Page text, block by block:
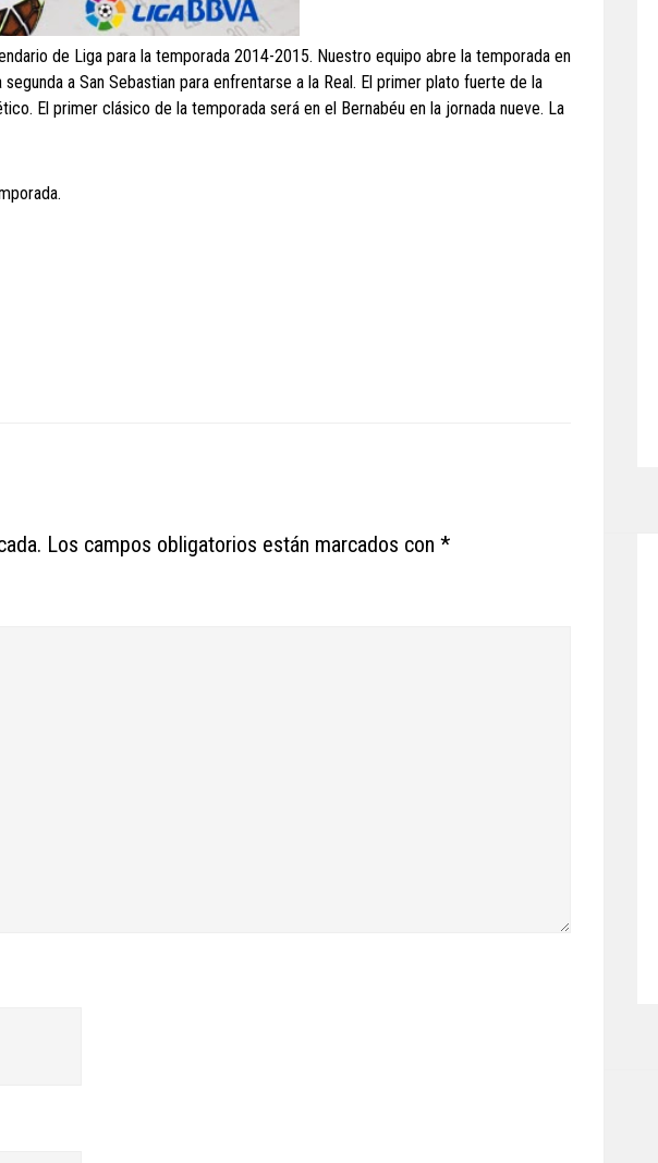
de Liga para la temporada 2014-2015. Nuestro equipo abre la temporada en
a San Sebastian para enfrentarse a la Real. El primer plato fuerte de la
El primer clásico de la temporada será en el Bernabéu en la jornada nueve. La
Los campos obligatorios están marcados con *